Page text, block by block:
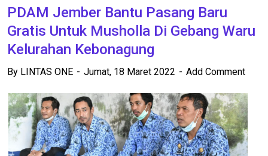
PDAM Jember Bantu Pasang Baru
Gratis Untuk Musholla Di Gebang Waru
Kelurahan Kebonagung
By LINTAS ONE Jumat, 18 Maret 2022 Add Comment